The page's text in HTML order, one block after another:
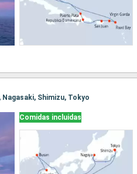
Shimizu, Tokyo
Comidas incluidas